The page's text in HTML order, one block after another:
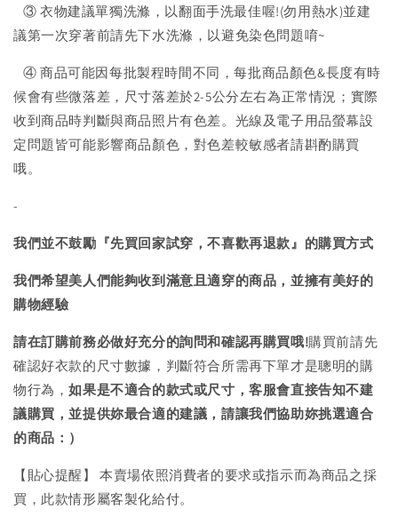
③ 衣物建議單獨洗滌，以翻面手洗最佳喔!(勿用熱水)並建
議第一次穿著前請先下水洗滌，以避免染色問題唷~
④ 商品可能因每批製程時間不同，每批商品顏色&長度有時
候會有些微落差，尺寸落差於2-5公分左右為正常情況；實際
收到商品時判斷與商品照片有色差。光線及電子用品螢幕設
定問題皆可能影響商品顏色，對色差較敏感者請斟酌購買
哦。
-
我們並不鼓勵『先買回家試穿，不喜歡再退款』的購買方式
我們希望美人們能夠收到滿意且適穿的商品，並擁有美好的
購物經驗
請在訂購前務必做好充分的詢問和確認再購買哦!購買前請先
確認好衣款的尺寸數據，判斷符合所需再下單才是聰明的購
物行為，如果是不適合的款式或尺寸，客服會直接告知不建
議購買，並提供妳最合適的建議，請讓我們協助妳挑選適合
的商品：）
【貼心提醒】 本賣場依照消費者的要求或指示而為商品之採
買，此款情形屬客製化給付。